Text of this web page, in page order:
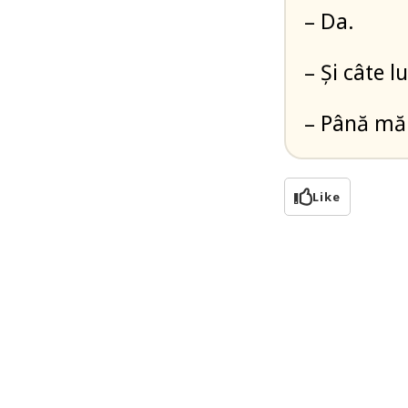
– Da.
– Și câte
– Până
Like